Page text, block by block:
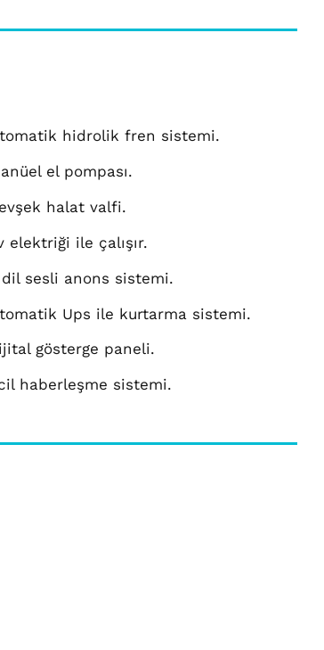
hidrolik fren sistemi.
el pompası.
halat valfi.
elektriği ile çalışır.
sesli anons sistemi.
Ups ile kurtarma sistemi.
gösterge paneli.
haberleşme sistemi.